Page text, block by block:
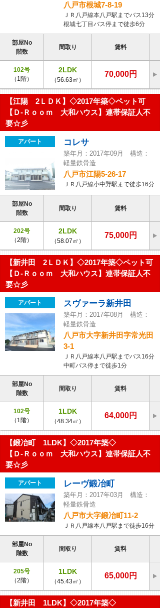
八戸市根城7-8-19
ＪＲ八戸線本八戸駅までバス13分
根城七丁目バス停まで徒歩6分
部屋No
階数
間取り 賃料
102号
（1階）
2LDK
（56.63㎡）
70,000円
【江陽 2ＬＤＫ】◇2017年築◇ペット可
【Ｄ-Ｒｏｏｍ 大和ハウス】連帯保証人不
要☆彡
アパート コレサ
築年月：2017年09月 構造：
軽量鉄骨造
八戸市江陽5-26-17
ＪＲ八戸線小中野駅まで徒歩16分
部屋No
階数
間取り 賃料
202号
（2階）
2LDK
（58.07㎡）
75,000円
【新井田 2ＬＤＫ】◇2017年築◇ペット可
【Ｄ-Ｒｏｏｍ 大和ハウス】連帯保証人不
要☆彡
アパート スヴァーラ新井田
築年月：2017年08月 構造：
軽量鉄骨造
八戸市大字新井田字常光田
3-1
ＪＲ八戸線本八戸駅までバス16分
中町バス停まで徒歩1分
部屋No
階数
間取り 賃料
102号
（1階）
1LDK
（48.34㎡）
64,000円
【鍛冶町 1LDK】◇2017年築◇
【Ｄ-Ｒｏｏｍ 大和ハウス】連帯保証人不
要☆彡
アパート レーヴ鍛冶町
築年月：2017年03月 構造：
軽量鉄骨造
八戸市大字鍛冶町11-2
ＪＲ八戸線本八戸駅まで徒歩16分
部屋No
階数
間取り 賃料
205号
（2階）
1LDK
（45.43㎡）
65,000円
【新井田 1LDK】◇2017年築◇